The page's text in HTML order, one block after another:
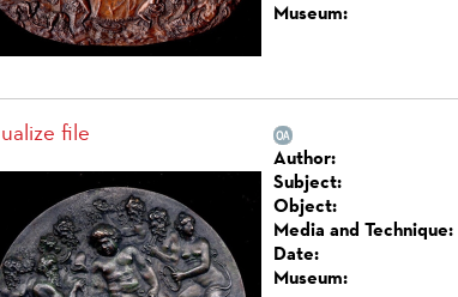
Museum:
file
Author:
Subject:
Object:
Media and Technique:
Date:
Museum: